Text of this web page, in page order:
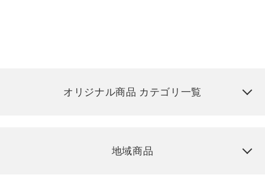
オリジナル商品 カテゴリ一覧
地域商品